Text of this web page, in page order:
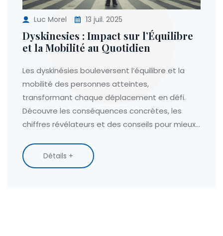
Luc Morel 13 juil. 2025
Dyskinesies : Impact sur l’Équilibre
et la Mobilité au Quotidien
Les dyskinésies bouleversent l’équilibre et la
mobilité des personnes atteintes,
transformant chaque déplacement en défi.
Découvre les conséquences concrètes, les
chiffres révélateurs et des conseils pour mieux
Détails +